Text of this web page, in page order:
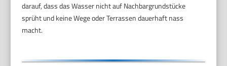
darauf, dass das Wasser nicht auf Nachbargrundstücke
sprüht und keine Wege oder Terrassen dauerhaft nass
macht.